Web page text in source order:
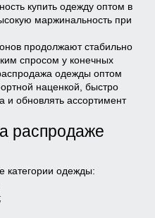
купить одежду оптом в
маржинальность при
продолжают стабильно
спросом у конечных
одежды оптом
наценкой, быстро
и обновлять ассортимент
распродаже
категории одежды: